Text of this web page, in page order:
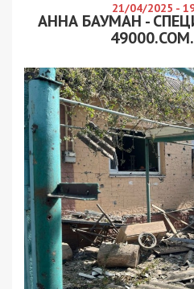
21/04/2025 -
АННА БАУМАН -